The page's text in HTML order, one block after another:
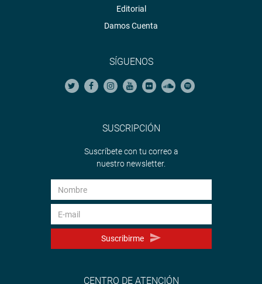
Editorial
Damos Cuenta
SÍGUENOS
SUSCRIPCIÓN
Suscríbete con tu correo a
nuestro newsletter.
Suscribirme
CENTRO DE ATENCIÓN